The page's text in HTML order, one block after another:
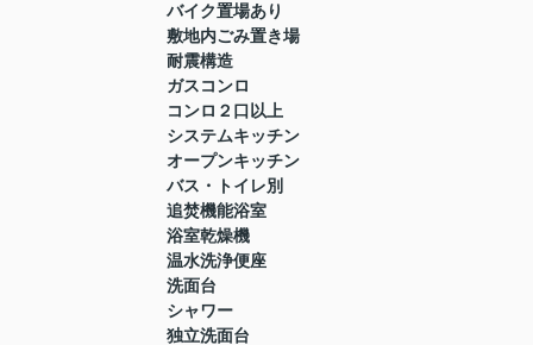
バイク置場あり
敷地内ごみ置き場
耐震構造
ガスコンロ
コンロ２口以上
システムキッチン
オープンキッチン
バス・トイレ別
追焚機能浴室
浴室乾燥機
温水洗浄便座
洗面台
シャワー
独立洗面台